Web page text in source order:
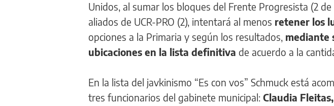
Unidos, al sumar los bloques del Frente Progresista (2 de
aliados de UCR-PRO (2), intentará al menos retener los
opciones a la Primaria y según los resultados, mediante
ubicaciones en la lista definitiva de acuerdo a la
En la lista del javkinismo “Es con vos” Schmuck está
tres funcionarios del gabinete municipal: Claudia